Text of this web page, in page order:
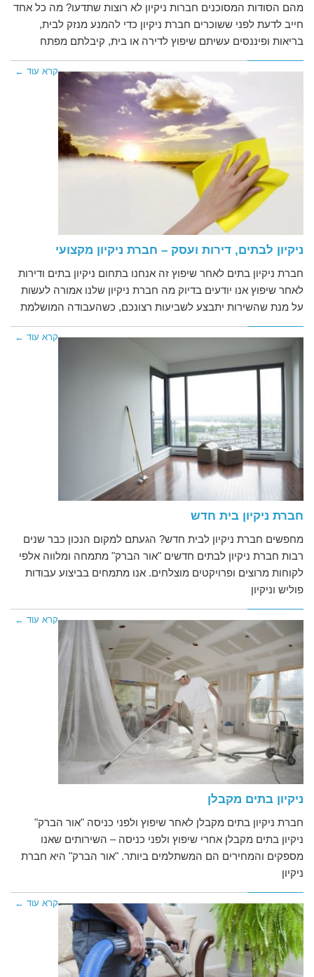
מהם הסודות המסוכנים חברות ניקיון לא רוצות שתדעו? מה כל אחד
חייב לדעת לפני ששוכרים חברת ניקיון כדי להמנע מנזק לבית,
בריאות ופיננסים עשיתם שיפוץ לדירה או בית, קיבלתם מפתח
קרא עוד ←
ניקיון לבתים, דירות ועסק – חברת ניקיון מקצועי
חברת ניקיון בתים לאחר שיפוץ זה אנחנו בתחום ניקיון בתים ודירות
לאחר שיפוץ אנו יודעים בדיוק מה חברת ניקיון שלנו אמורה לעשות
על מנת שהשירות יתבצע לשביעות רצונכם, כשהעבודה המושלמת
קרא עוד ←
חברת ניקיון בית חדש
מחפשים חברת ניקיון לבית חדש? הגעתם למקום הנכון כבר שנים
רבות חברת ניקיון לבתים חדשים "אור הברק" מתמחה ומלווה אלפי
לקוחות מרוצים ופרויקטים מוצלחים. אנו מתמחים בביצוע עבודות
פוליש וניקיון
קרא עוד ←
ניקיון בתים מקבלן
חברת ניקיון בתים מקבלן לאחר שיפוץ ולפני כניסה "אור הברק"
ניקיון בתים מקבלן אחרי שיפוץ ולפני כניסה – השירותים שאנו
מספקים והמחירים הם המשתלמים ביותר. "אור הברק" היא חברת
ניקיון
קרא עוד ←